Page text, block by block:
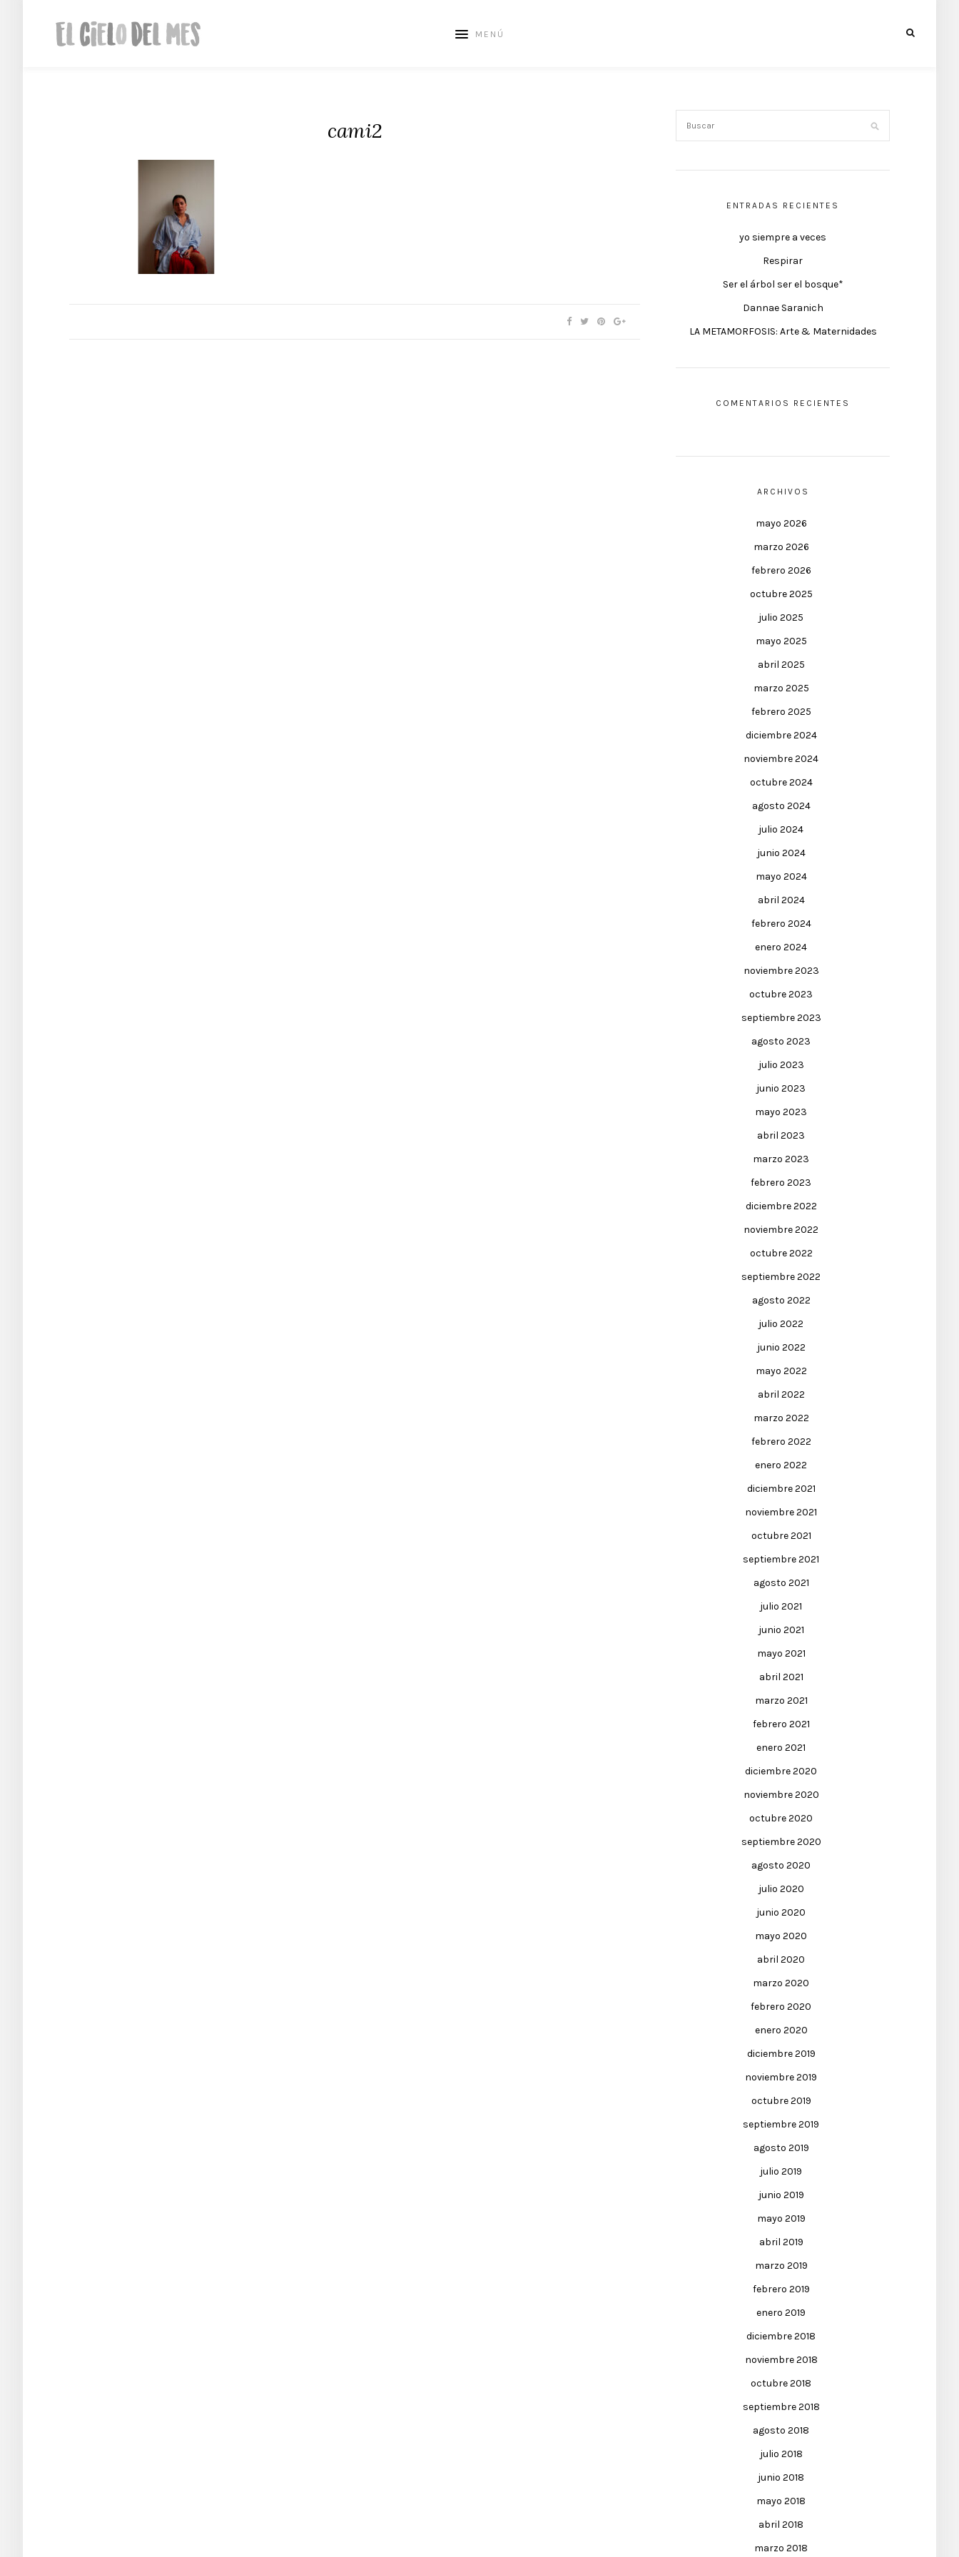
MENÚ
cami2
ENTRADAS RECIENTES
yo siempre a veces
Respirar
Ser el árbol ser el bosque*
Dannae Saranich
LA METAMORFOSIS: Arte & Maternidades
COMENTARIOS RECIENTES
ARCHIVOS
mayo 2026
marzo 2026
febrero 2026
octubre 2025
julio 2025
mayo 2025
abril 2025
marzo 2025
febrero 2025
diciembre 2024
noviembre 2024
octubre 2024
agosto 2024
julio 2024
junio 2024
mayo 2024
abril 2024
febrero 2024
enero 2024
noviembre 2023
octubre 2023
septiembre 2023
agosto 2023
julio 2023
junio 2023
mayo 2023
abril 2023
marzo 2023
febrero 2023
diciembre 2022
noviembre 2022
octubre 2022
septiembre 2022
agosto 2022
julio 2022
junio 2022
mayo 2022
abril 2022
marzo 2022
febrero 2022
enero 2022
diciembre 2021
noviembre 2021
octubre 2021
septiembre 2021
agosto 2021
julio 2021
junio 2021
mayo 2021
abril 2021
marzo 2021
febrero 2021
enero 2021
diciembre 2020
noviembre 2020
octubre 2020
septiembre 2020
agosto 2020
julio 2020
junio 2020
mayo 2020
abril 2020
marzo 2020
febrero 2020
enero 2020
diciembre 2019
noviembre 2019
octubre 2019
septiembre 2019
agosto 2019
julio 2019
junio 2019
mayo 2019
abril 2019
marzo 2019
febrero 2019
enero 2019
diciembre 2018
noviembre 2018
octubre 2018
septiembre 2018
agosto 2018
julio 2018
junio 2018
mayo 2018
abril 2018
marzo 2018